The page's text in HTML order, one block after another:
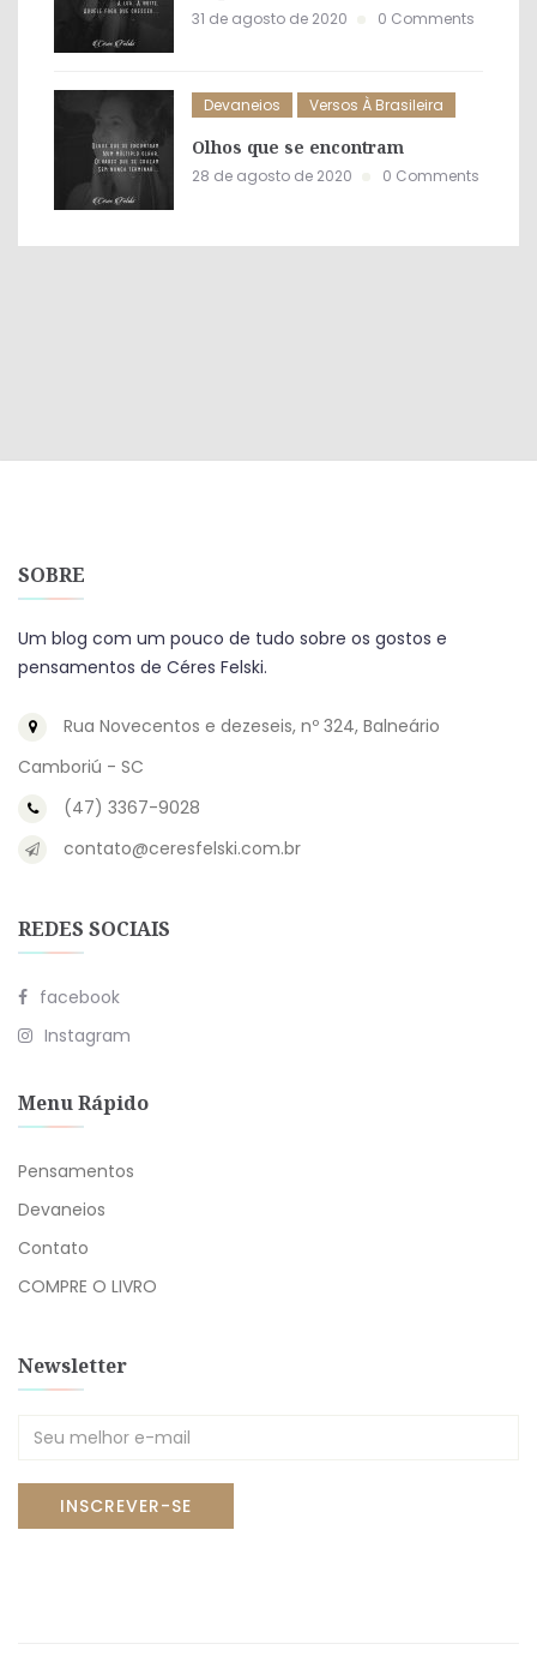
31 de agosto de 2020 0 Comments
Devaneios Versos À Brasileira
Olhos que se encontram
28 de agosto de 2020 0 Comments
SOBRE
Um blog com um pouco de tudo sobre os gostos e
pensamentos de Céres Felski.
Rua Novecentos e dezeseis, nº 324, Balneário
Camboriú - SC
(47) 3367-9028
contato@ceresfelski.com.br
REDES SOCIAIS
facebook
Instagram
Menu Rápido
Pensamentos
Devaneios
Contato
COMPRE O LIVRO
Newsletter